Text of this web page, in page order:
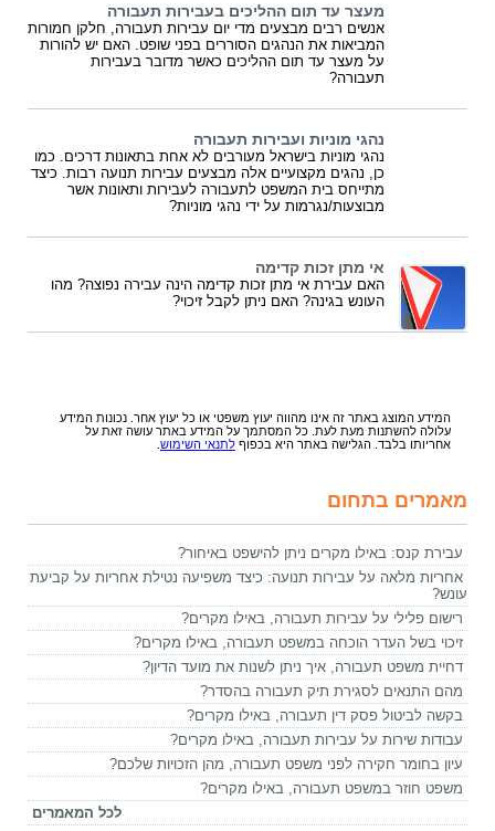
מעצר עד תום ההליכים בעבירות תעבורה
אנשים רבים מבצעים מדי יום עבירות תעבורה, חלקן חמורות
המביאות את הנהגים הסוררים בפני שופט. האם יש להורות
על מעצר עד תום ההליכים כאשר מדובר בעבירות
תעבורה?
נהגי מוניות ועבירות תעבורה
נהגי מוניות בישראל מעורבים לא אחת בתאונות דרכים. כמו
כן, נהגים מקצועיים אלה מבצעים עבירות תנועה רבות. כיצד
מתייחס בית המשפט לתעבורה לעבירות ותאונות אשר
מבוצעות/נגרמות על ידי נהגי מוניות?
אי מתן זכות קדימה
האם עבירת אי מתן זכות קדימה הינה עבירה נפוצה? מהו
העונש בגינה? האם ניתן לקבל זיכוי?
המידע המוצג באתר זה אינו מהווה יעוץ משפטי או כל יעוץ אחר. נכונות המידע
עלולה להשתנות מעת לעת. כל המסתמך על המידע באתר עושה זאת על
אחריותו בלבד. הגלישה באתר היא בכפוף לתנאי השימוש
מאמרים בתחום
עבירת קנס: באילו מקרים ניתן להישפט באיחור?
אחריות מלאה על עבירות תנועה: כיצד משפיעה נטילת אחריות על קביעת
עונש?
רישום פלילי על עבירות תעבורה, באילו מקרים?
זיכוי בשל העדר הוכחה במשפט תעבורה, באילו מקרים?
דחיית משפט תעבורה, איך ניתן לשנות את מועד הדיון?
מהם התנאים לסגירת תיק תעבורה בהסדר?
בקשה לביטול פסק דין תעבורה, באילו מקרים?
עבודות שירות על עבירות תעבורה, באילו מקרים?
עיון בחומר חקירה לפני משפט תעבורה, מהן הזכויות שלכם?
משפט חוזר במשפט תעבורה, באילו מקרים?
לכל המאמרים